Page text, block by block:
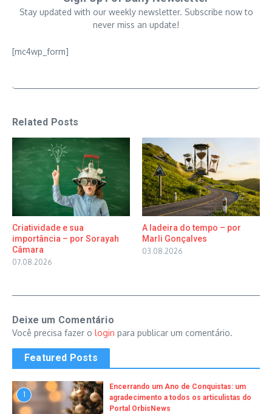
Stay updated with our weekly newsletter. Subscribe now to
never miss an update!
[mc4wp_form]
Related Posts
Criatividade e sua
importância – por Sorayah
Câmara
07.08.2026
A ladeira do tempo – por
Marli Gonçalves
03.08.2026
Deixe um Comentário
Você precisa fazer o login para publicar um comentário.
Featured Posts
1
Encerrando um Ano de Conquistas: um
agradecimento a todos os articulistas do
Portal OrbisNews